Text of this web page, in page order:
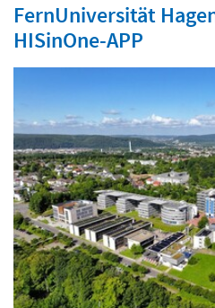
FernUniversität
HISinOne-APP